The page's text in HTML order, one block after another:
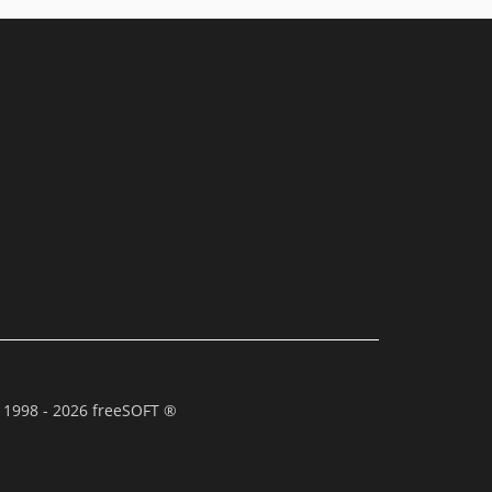
- 2026 freeSOFT ®